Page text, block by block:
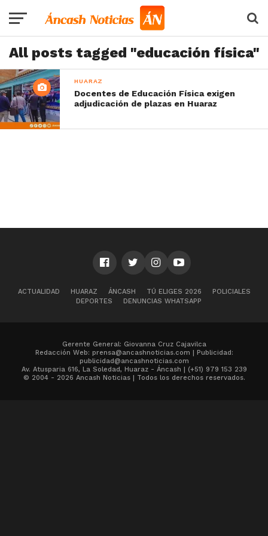
All posts tagged "educación física"
HUARAZ
Docentes de Educación Física exigen
adjudicación de plazas en Huaraz
ACTUALIDAD HUARAZ ÁNCASH TÚ ELIGES 2026
POLICIALES
DEPORTES
DENUNCIAS WHATSAPP
Gerente General: Giovanna Cruz Cajavilca
Redacción Web: prensa@ancashnoticias.com | Publicidad:
publicidad@ancashnoticias.com
Av. Atusparia 616, La Soledad, Huaraz - Áncash | (+51) 979 153 239
© 2004 - 2026 Ancash Noticias | Todos los derechos reservados.